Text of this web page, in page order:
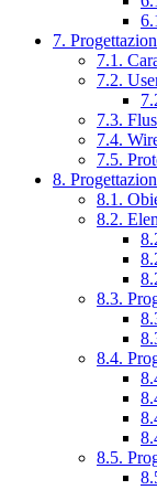
7.
7.1.
7.2.
7.3.
7.4.
7.5.
8.
8.1.
8.2.
8.3.
8.4.
8.5.